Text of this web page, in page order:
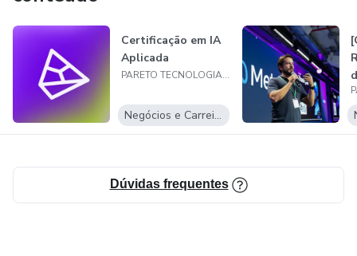
Certificação em IA
Aplicada
PARETO TECNOLOGIA E MARKETING LTDA.
Negócios e Carreira
Dúvidas frequentes